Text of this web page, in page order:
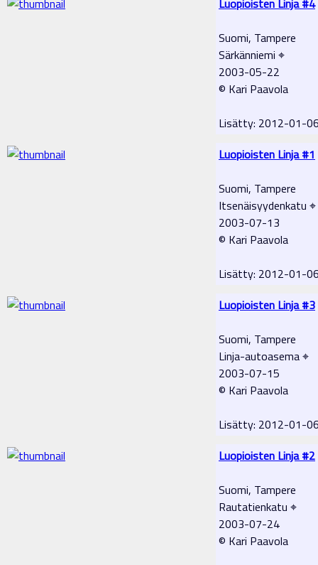
Suomi, Tampere
Särkänniemi ⌖
2003-05-22
© Kari Paavola
Lisätty: 2012-01-
Luopioisten Linja #1
Suomi, Tampere
Itsenäisyydenkatu ⌖
2003-07-13
© Kari Paavola
Lisätty: 2012-01-
Luopioisten Linja #3
Suomi, Tampere
Linja-autoasema ⌖
2003-07-15
© Kari Paavola
Lisätty: 2012-01-
Luopioisten Linja #2
Suomi, Tampere
Rautatienkatu ⌖
2003-07-24
© Kari Paavola